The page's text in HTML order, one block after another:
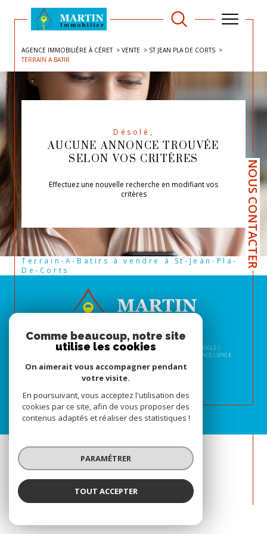
NOUS CONTACTER
AGENCE IMMOBILIÈRE À CÉRET VENTE
ST JEAN PLA DE CORTS
TERRAIN A BATIR
Désolé,
AUCUNE ANNONCE TROUVÉE
SELON VOS CRITÈRES
Effectuez une nouvelle recherche en modifiant vos
critères
Terrain-A-Batirs à vendre à St-Jean-Pla-
De-Corts
© 2026 | TOUS DROITS RÉSERVÉS | TRADUCTION POWERED BY GOOGLE |
NOS LIENS
Comme beaucoup, notre site
utilise les cookies
On aimerait vous accompagner pendant
votre visite.
En poursuivant, vous acceptez l'utilisation des
cookies par ce site, afin de vous proposer des
contenus adaptés et réaliser des statistiques !
PARAMÉTRER
TOUT ACCEPTER